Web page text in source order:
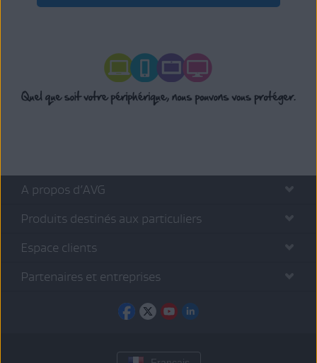
A propos d’AVG
Produits destinés aux particuliers
Espace clients
Partenaires et entreprises